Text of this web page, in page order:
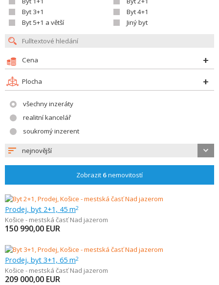
Byt 3+1
Byt 4+1
Byt 5+1 a větší
Jiný byt
Cena
Plocha
všechny inzeráty
realitní kancelář
soukromý inzerent
nejnovější
Zobrazit 6nemovitostí
Prodej, byt 2+1, 45 m2
Košice - mestská časť Nad jazerom
150 990,00 EUR
Prodej, byt 3+1, 65 m2
Košice - mestská časť Nad jazerom
209 000,00 EUR